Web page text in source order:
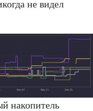
не видел
накопитель